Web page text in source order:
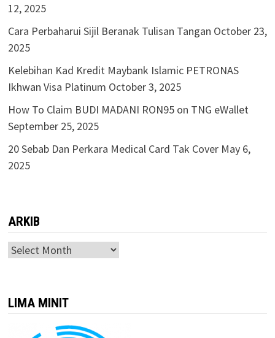
12, 2025
Cara Perbaharui Sijil Beranak Tulisan Tangan October 23,
2025
Kelebihan Kad Kredit Maybank Islamic PETRONAS
Ikhwan Visa Platinum October 3, 2025
How To Claim BUDI MADANI RON95 on TNG eWallet
September 25, 2025
20 Sebab Dan Perkara Medical Card Tak Cover May 6,
2025
ARKIB
ARKIB
LIMA MINIT